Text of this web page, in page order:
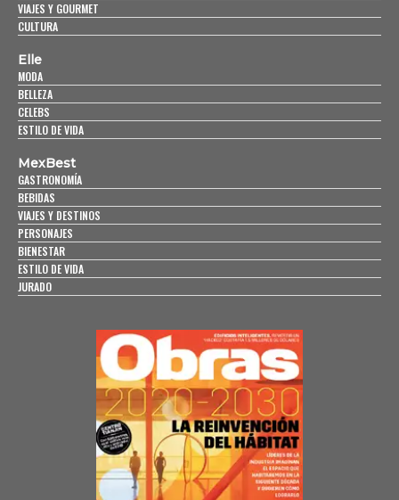
VIAJES Y GOURMET
CULTURA
Elle
MODA
BELLEZA
CELEBS
ESTILO DE VIDA
MexBest
GASTRONOMÍA
BEBIDAS
VIAJES Y DESTINOS
PERSONAJES
BIENESTAR
ESTILO DE VIDA
JURADO